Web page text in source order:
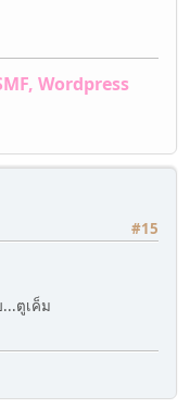
Wordpress
#15
ตูเค็ม